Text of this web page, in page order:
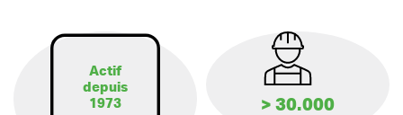
Actif
depuis
1973
> 30.000